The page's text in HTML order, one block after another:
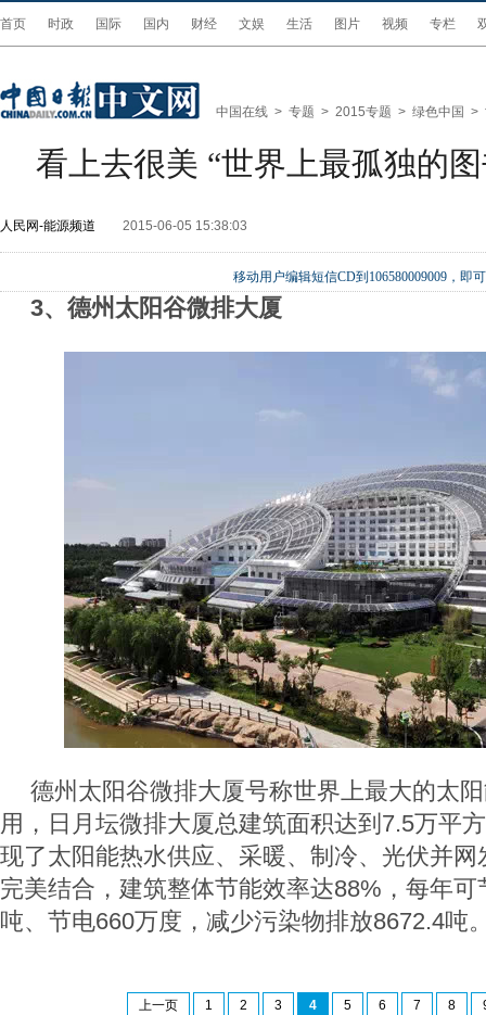
首页 时政 国际 国内 财经 文娱 生活 图片 视频 专栏
中国在线 > 专题 > 2015专题 > 绿色中国 >
看上去很美 “世界上最孤独的
人民网-能源频道 2015-06-05 15:38:03
移动用户编辑短信CD到106580009009，即
3、德州太阳谷微排大厦
德州太阳谷微排大厦号称世界上最大的太
用，日月坛微排大厦总建筑面积达到7.5万平
现了太阳能热水供应、采暖、制冷、光伏并
完美结合，建筑整体节能效率达88%，每年可
吨、节电660万度，减少污染物排放8672.4吨
上一页 1 2 3 4 5 6 7 8